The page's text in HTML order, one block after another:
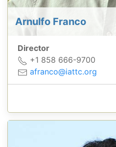
Arnulfo Franco
Director
+1 858 666-9700
afranco@iattc.org